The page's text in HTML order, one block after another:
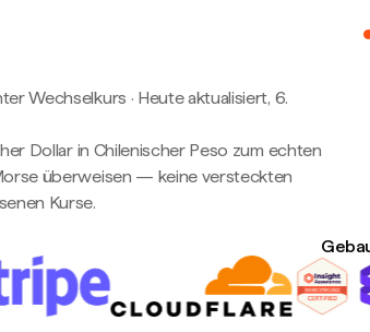
Wechselkurs · Heute aktualisiert, 6.
Dollar in Chilenischer Peso zum echten
überweisen — keine versteckten
Kurse.